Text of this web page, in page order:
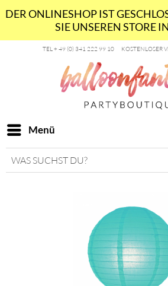
DER ONLINESHOP IST
SIE UNSEREN STORE
TEL + 49 (0) 341 222 99 10 KOSTENLOSER
Menü